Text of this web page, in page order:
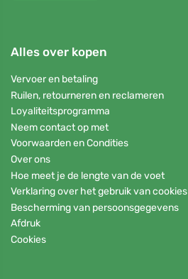
Alles over kopen
Vervoer en betaling
Ruilen, retourneren en reclameren
Loyaliteitsprogramma
Neem contact op met
Voorwaarden en Condities
Over ons
Hoe meet je de lengte van de voet
Verklaring over het gebruik van cookies
Bescherming van persoonsgegevens
Afdruk
Cookies